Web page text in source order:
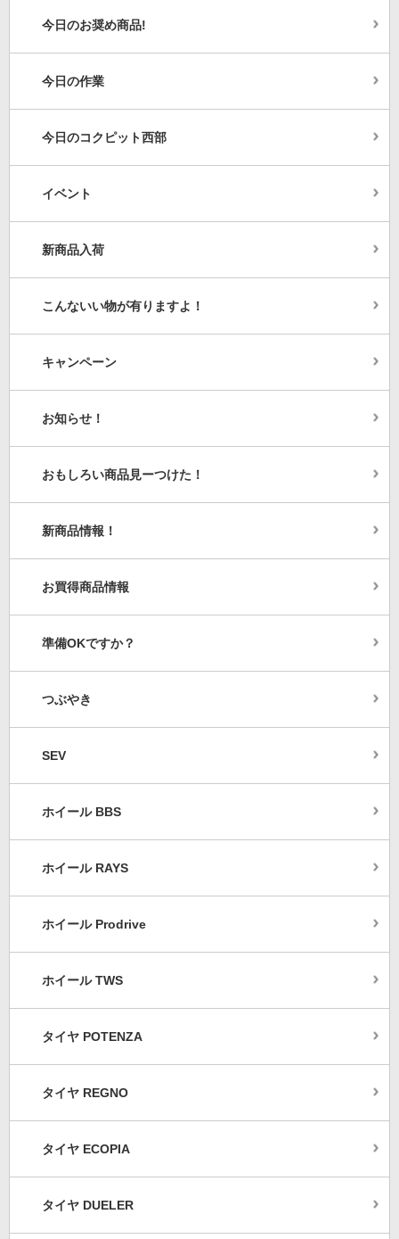
今日のお奨め商品!
今日の作業
今日のコクピット西部
イベント
新商品入荷
こんないい物が有りますよ！
キャンペーン
お知らせ！
おもしろい商品見ーつけた！
新商品情報！
お買得商品情報
準備OKですか？
つぶやき
SEV
ホイール BBS
ホイール RAYS
ホイール Prodrive
ホイール TWS
タイヤ POTENZA
タイヤ REGNO
タイヤ ECOPIA
タイヤ DUELER